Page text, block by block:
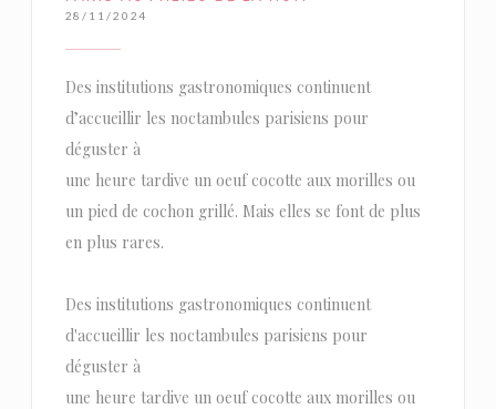
28/11/2024
Des institutions gastronomiques continuent
d’accueillir les noctambules parisiens pour
déguster à
une heure tardive un oeuf cocotte aux morilles ou
un pied de cochon grillé. Mais elles se font de plus
en plus rares.
Des institutions gastronomiques continuent
d'accueillir les noctambules parisiens pour
déguster à
une heure tardive un oeuf cocotte aux morilles ou